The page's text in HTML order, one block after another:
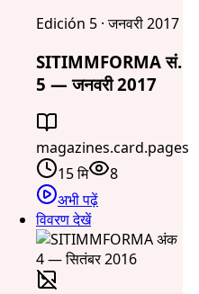
Edición 5 · जनवरी 2017
SITIMMFORMA सं.
5 — जनवरी 2017
magazines.card.pages
15 मि
8
अभी पढ़ें
विवरण देखें